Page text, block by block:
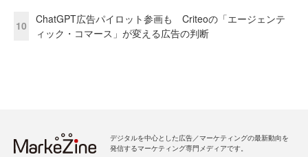
10
ChatGPT広告パイロット参画も Criteoの「エージェンテ
ィック・コマース」が変える広告の判断
デジタルを中心とした広告／マーケティングの最新動向を
発信するマーケティング専門メディアです。